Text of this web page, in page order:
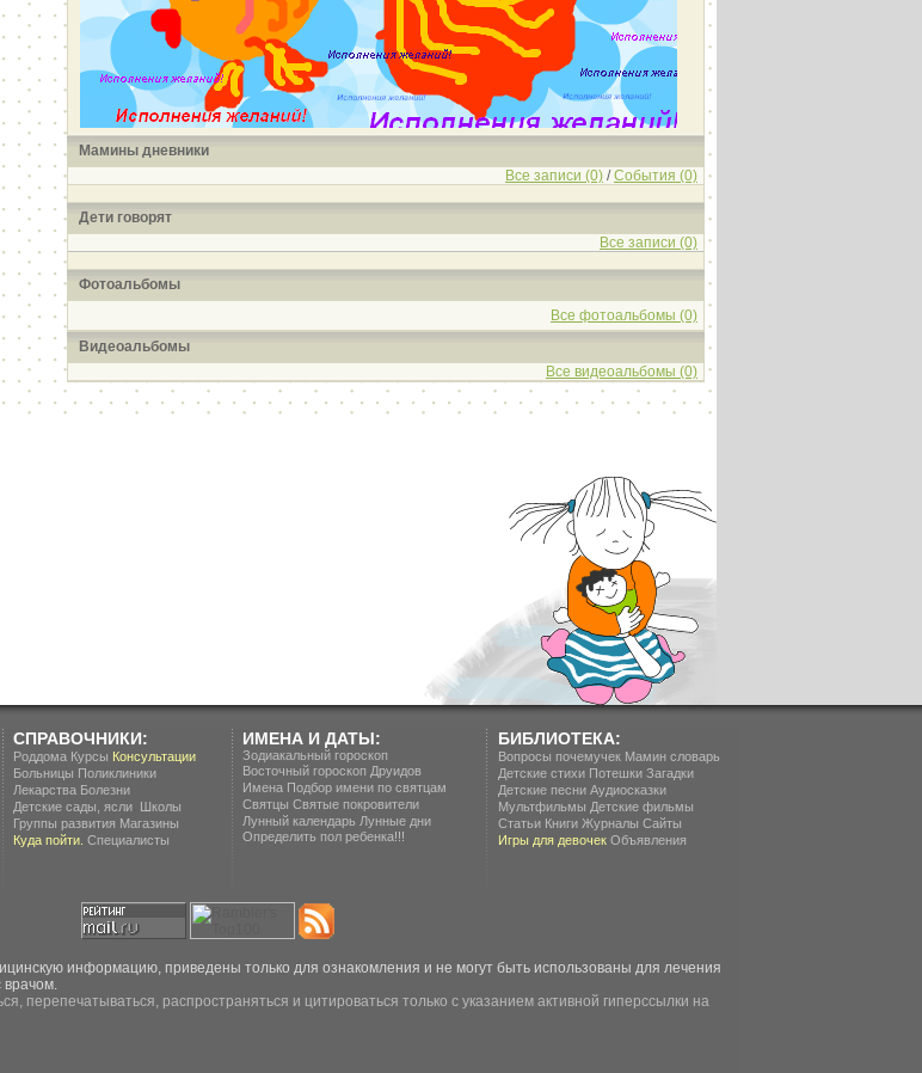
Мамины дневники
Все записи (0) /События (0)
Дети говорят
Все записи (0)
Фотоальбомы
Все фотоальбомы (0)
Видеоальбомы
Все видеоальбомы (0)
СПРАВОЧНИКИ:
Роддома Курсы Консультации
Больницы Поликлиники
Лекарства Болезни
Детские сады, ясли Школы
Группы развития Магазины
Куда пойти. Специалисты
ИМЕНА И ДАТЫ:
Зодиакальный гороскоп
Восточный гороскоп Друидов
Имена Подбор имени по святцам
Святцы Святые покровители
Лунный календарь Лунные дни
Определить пол ребенка!!!
БИБЛИОТЕКА:
Вопросы почемучек Мамин словарь
Детские стихи Потешки Загадки
Детские песни Аудиосказки
Мультфильмы Детские фильмы
Статьи Книги Журналы Сайты
Игры для девочек Объявления
информацию, приведены только для ознакомления и не могут быть использованы для лечения
врачом.
перепечатываться, распространяться и цитироваться только с указанием активной гиперссылки на